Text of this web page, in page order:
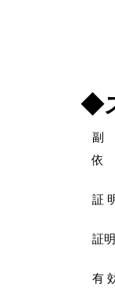
◆
依
証
証明
有